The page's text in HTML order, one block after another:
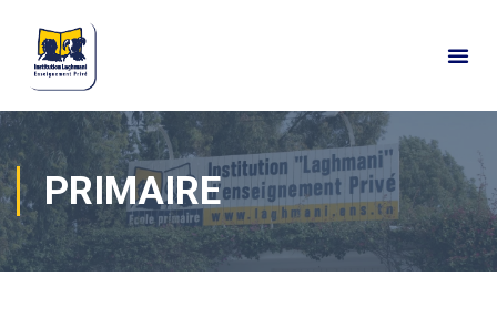
PRIMAIRE